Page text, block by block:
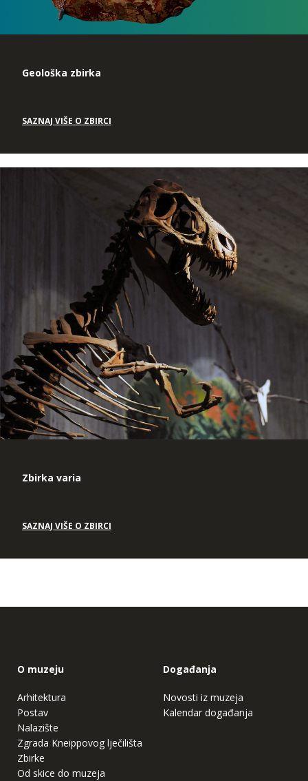
Geološka zbirka
SAZNAJ VIŠE O ZBIRCI
Zbirka varia
SAZNAJ VIŠE O ZBIRCI
O muzeju
Arhitektura
Postav
Nalazište
Zgrada Kneippovog lječilišta
Zbirke
Od skice do muzeja
Događanja
Novosti iz muzeja
Kalendar događanja